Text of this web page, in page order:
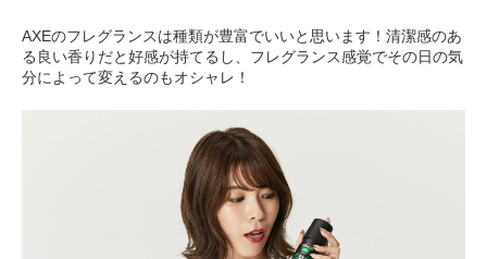
AXEのフレグランスは種類が豊富でいいと思います！清潔感のあ
る良い香りだと好感が持てるし、フレグランス感覚でその日の気
分によって変えるのもオシャレ！